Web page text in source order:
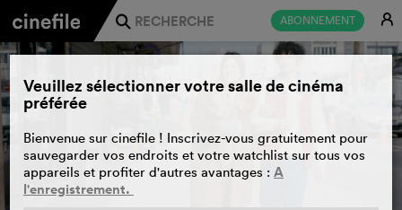
ABONNEMENT E
j
Veuillez sélectionner votre salle de cinéma
préférée
Bienvenue sur cinefile ! Inscrivez-vous gratuitement pour
sauvegarder vos endroits et votre watchlist sur tous vos
appareils et profiter d'autres avantages : A
l'enregistrement.